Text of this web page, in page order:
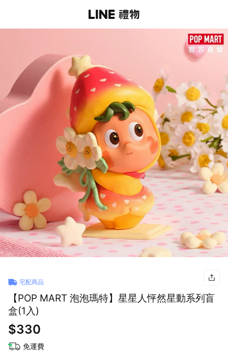
宅配商品
【POP MART 泡泡瑪特】星星人怦然星動系列盲
盒(1入)
$330
免運費